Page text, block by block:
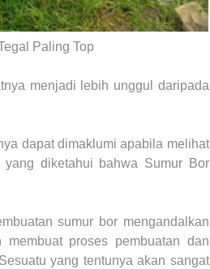
Paling Top
menjadi lebih unggul daripada
dapat dimaklumi apabila melihat
yang diketahui bahwa Sumur Bor
sumur bor mengandalkan
proses pembuatan dan
yang tentunya akan sangat